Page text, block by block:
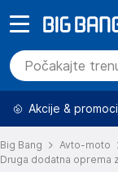
Akcije &
Big Bang Avto-moto
Druga dodatna oprema